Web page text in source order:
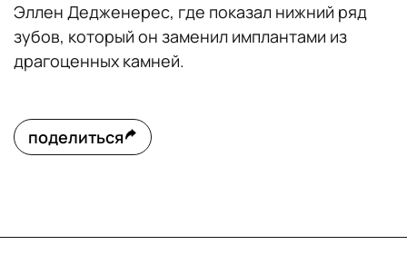
Эллен Дедженерес, где показал нижний ряд
зубов, который он заменил имплантами из
драгоценных камней.
поделиться